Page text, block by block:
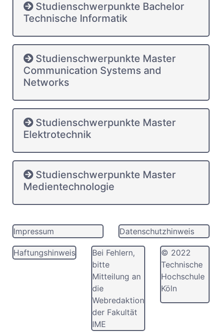
Studienschwerpunkte Bachelor
Technische Informatik
Studienschwerpunkte Master
Communication Systems and
Networks
Studienschwerpunkte Master
Elektrotechnik
Studienschwerpunkte Master
Medientechnologie
Impressum Datenschutzhinweis
Haftungshinweis
Bei Fehlern,
bitte
Mitteilung an
die
Webredaktion
der Fakultät
IME
© 2022
Technische
Hochschule
Köln